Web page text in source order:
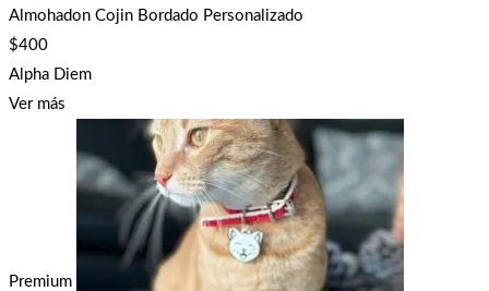
Almohadon Cojin Bordado Personalizado
$400
Alpha Diem
Ver más
Premium